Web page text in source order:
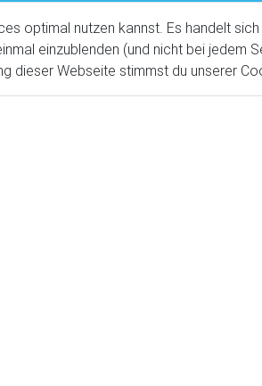
optimal nutzen kannst. Es handelt
einzublenden (und nicht bei
dieser Webseite stimmst du unserer